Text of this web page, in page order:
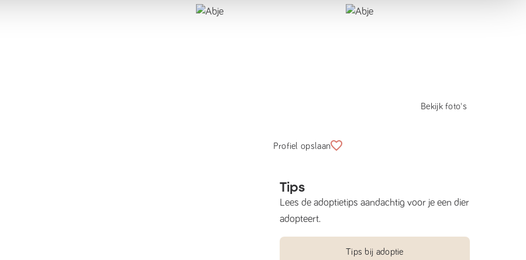
Bekijk foto's
Profiel opslaan
Tips
Lees de adoptietips aandachtig voor je een dier
adopteert.
Tips bij adoptie